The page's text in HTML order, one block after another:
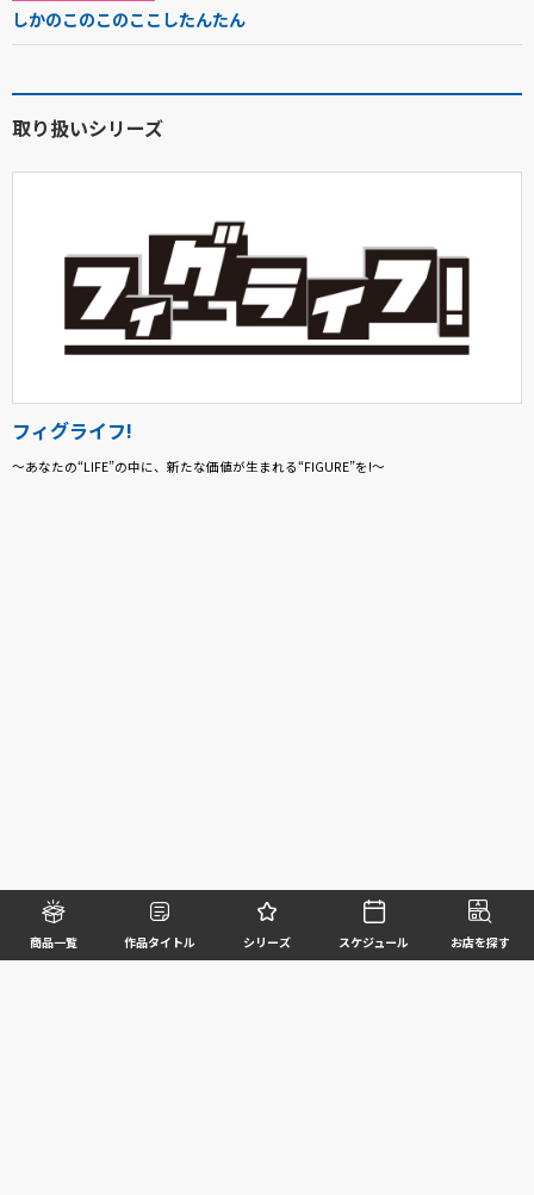
商品一覧 作品タイトル シリーズ スケジュール お店を探す
しかのこのこのここしたんたん
取り扱いシリーズ
フィグライフ!
～あなたの“LIFE”の中に、新たな価値が生まれる“FIGURE”を!～